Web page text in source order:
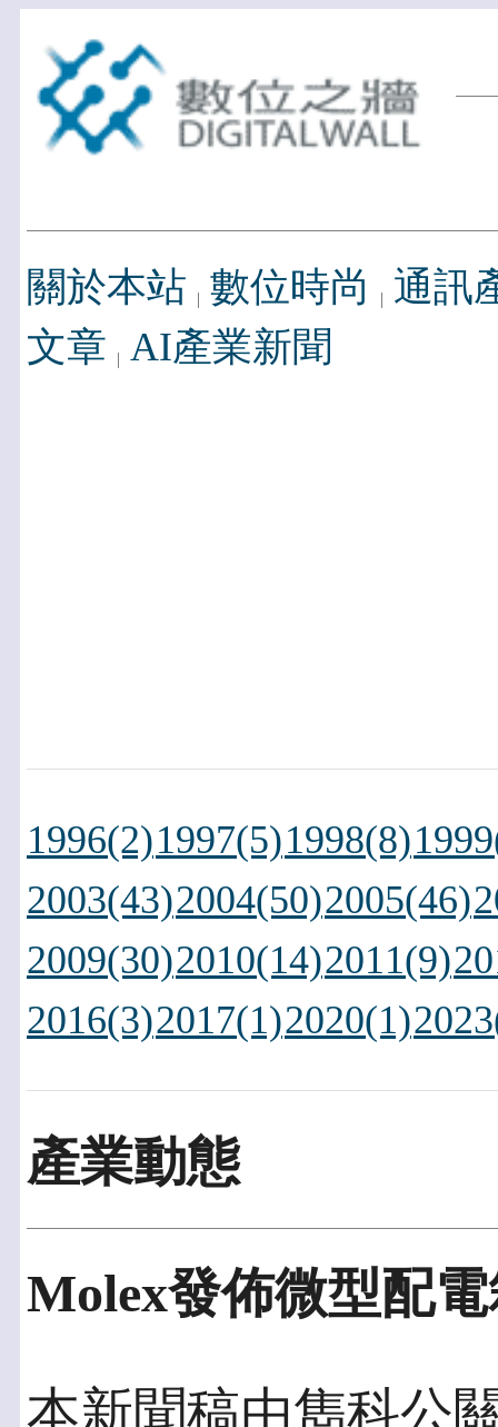
關於本站 數位時尚
通訊
文章 AI產業新聞
1996(2)1997(5)1998(8)
2003(43)2004(50)2005(46)
2009(30)2010(14)2011(9)
2016(3)2017(1)2020(1)
產業動態
Molex發佈微型配
本新聞稿由雋科公